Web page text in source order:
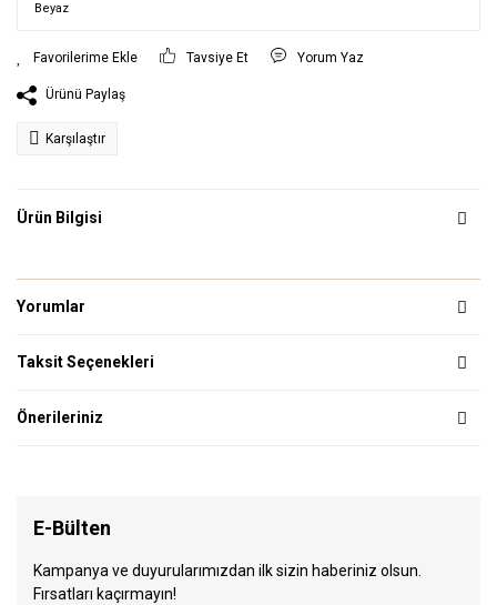
Tavsiye Et Yorum Yaz
Ürünü Paylaş
Karşılaştır
Ürün Bilgisi
Yorumlar
Taksit Seçenekleri
Önerileriniz
E-Bülten
Kampanya ve duyurularımızdan ilk sizin haberiniz olsun.
Fırsatları kaçırmayın!